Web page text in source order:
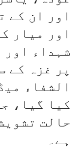
اور ان کے
اور میار
شہداء اور
پر غزہ کے
الشفاء
کیا گیا،
حالت
ہے۔